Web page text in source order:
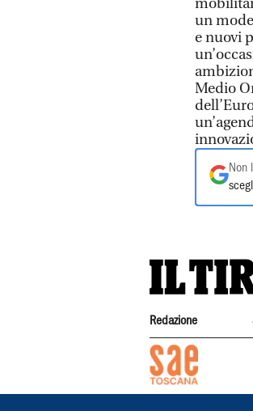
un
e nuovi
Medio
Non
Redazione